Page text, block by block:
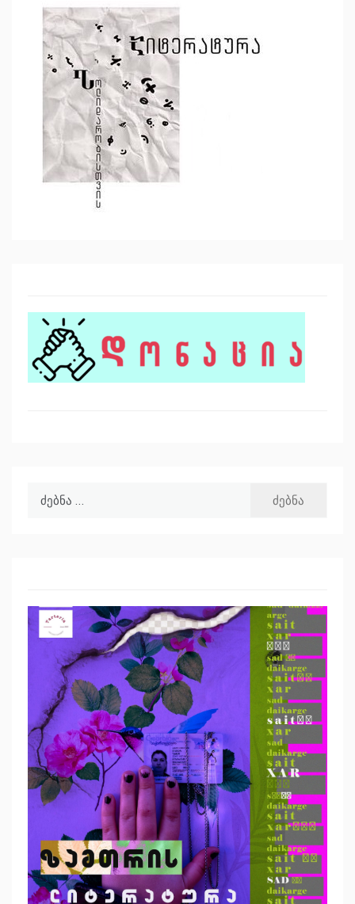
ძებნა: